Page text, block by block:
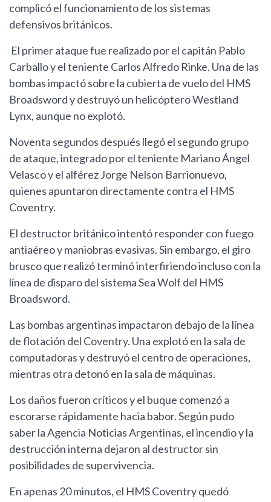
complicó el funcionamiento de los sistemas
defensivos británicos.
El primer ataque fue realizado por el capitán Pablo
Carballo y el teniente Carlos Alfredo Rinke. Una de las
bombas impactó sobre la cubierta de vuelo del HMS
Broadsword y destruyó un helicóptero Westland
Lynx, aunque no explotó.
Noventa segundos después llegó el segundo grupo
de ataque, integrado por el teniente Mariano Ángel
Velasco y el alférez Jorge Nelson Barrionuevo,
quienes apuntaron directamente contra el HMS
Coventry.
El destructor británico intentó responder con fuego
antiaéreo y maniobras evasivas. Sin embargo, el giro
brusco que realizó terminó interfiriendo incluso con la
línea de disparo del sistema Sea Wolf del HMS
Broadsword.
Las bombas argentinas impactaron debajo de la línea
de flotación del Coventry. Una explotó en la sala de
computadoras y destruyó el centro de operaciones,
mientras otra detonó en la sala de máquinas.
Los daños fueron críticos y el buque comenzó a
escorarse rápidamente hacia babor. Según pudo
saber la Agencia Noticias Argentinas, el incendio y la
destrucción interna dejaron al destructor sin
posibilidades de supervivencia.
En apenas 20 minutos, el HMS Coventry quedó